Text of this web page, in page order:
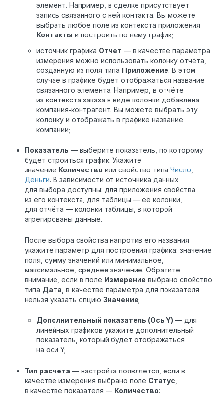
элемент. Например, в сделке присутствует
запись связанного с ней контакта. Вы можете
выбрать любое поле из контекста приложения
Контакты и построить по нему график;
источник графика Отчет — в качестве параметра
измерения можно использовать колонку отчёта,
созданную из поля типа Приложение. В этом
случае в графике будет отображаться название
связанного элемента. Например, в отчёте
из контекста заказа в виде колонки добавлена
компания‑контрагент. Вы можете выбрать эту
колонку и отображать в графике название
компании;
Показатель — выберите показатель, по которому
будет строиться график. Укажите
значение Количество или свойство типа Число
Деньги. В зависимости от источника данных
для выбора доступны: для приложения свойства
из его контекста, для таблицы — её колонки,
для отчёта — колонки таблицы, в которой
агрегированы данные.
После выбора свойства напротив его названия
укажите параметр для построения графика: значение
поля, сумму значений или минимальное,
максимальное, среднее значение. Обратите
внимание, если в поле Измерение выбрано свойство
типа Дата , в качестве параметра для показателя
нельзя указать опцию Значение;
Дополнительный показатель (Ось Y) — для
линейных графиков укажите дополнительный
показатель, который будет отображаться
на оси Y;
Тип расчета — настройка появляется, если в
качестве измерения выбрано поле Статус
в качестве показателя — Количество: